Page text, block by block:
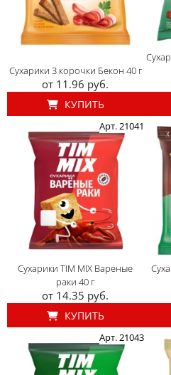
Сухарики 3 корочки Бекон 40 г
от 11.96 руб.
КУПИТЬ
Арт. 21041
Сухарики TIM MIX Вареные
раки 40 г
от 14.35 руб.
КУПИТЬ
Арт. 21043